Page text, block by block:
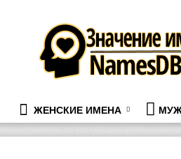
namesdb.ru
ЖЕНСКИЕ ИМЕНА